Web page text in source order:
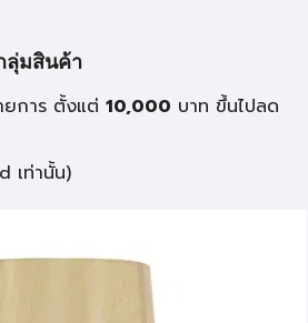
ลุ่มสินค้า
ยการ ตั้งแต่ 10,000 บาท ขึ้นไปลด
เท่านั้น)